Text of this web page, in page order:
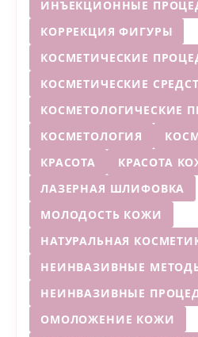
ИНЪЕКЦИОННЫЕ
КОРРЕКЦИЯ ФИГУРЫ
КОСМЕТИЧЕСКИЕ
КОСМЕТИЧЕСКИЕ
КОСМЕТОЛОГИЧЕСКИЕ
КОСМЕТОЛОГИЯ
КРАСОТА
КРАСОТА
ЛАЗЕРНАЯ ШЛИФОВКА
МОЛОДОСТЬ КОЖИ
НАТУРАЛЬНАЯ
НЕИНВАЗИВНЫЕ
НЕИНВАЗИВНЫЕ
ОМОЛОЖЕНИЕ КОЖИ